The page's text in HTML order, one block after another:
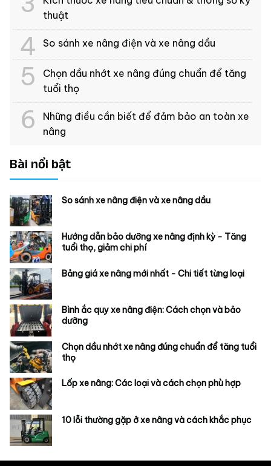
thuật
So sánh xe nâng điện và xe nâng dầu
Chọn dầu nhớt xe nâng đúng chuẩn để tăng
tuổi thọ
Những điều cần biết để đảm bảo an toàn xe
nâng
Bài nổi bật
So sánh xe nâng điện và xe nâng dầu
Hướng dẫn bảo dưỡng xe nâng định kỳ - Tăng
tuổi thọ, giảm chi phí
Bảng giá xe nâng mới nhất - Chi tiết từng loại
Bình ắc quy xe nâng điện: Cách chọn và bảo
dưỡng
Chọn dầu nhớt xe nâng đúng chuẩn để tăng tuổi
thọ
Lốp xe nâng: Các loại và cách chọn phù hợp
10 lỗi thường gặp ở xe nâng và cách khắc phục